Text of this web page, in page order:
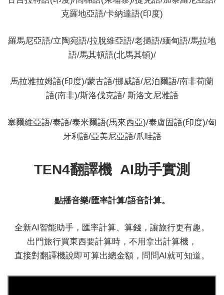
克羅地亞語/卡納達語(印度)
羅馬尼亞語/立陶宛語/拉脫維亞語/老撾語/緬甸語/馬拉地
語/馬其頓語(北馬其頓)/
馬拉雅拉姆語(印度)/蒙古語/挪威語/尼泊爾語/南非荷蘭
語(南非)/斯洛伐克語/ 斯洛文尼雅語
塞爾維亞語/泰語/泰米爾語(馬來西亞)/泰盧固語(印度)/匈
牙利語/亞美尼亞語/爪哇語
TEN4翻譯機 AI助手實測
點播音樂/匯率計算/語音計算。
全新AI智能助手，匯率計算、算錢，讓旅行更有趣。
出門旅行買東西要計算時，不用拿出計算機，
直接對翻譯機說即可算出總金額，問問AI就可知道。